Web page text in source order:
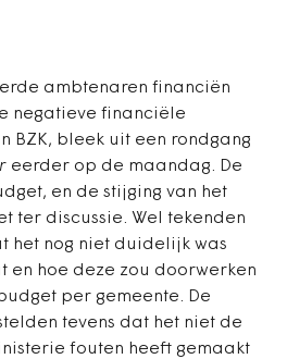
ambtenaren financiën
negatieve financiële
BZK, bleek uit een rondgang
eerder op de maandag. De
en de stijging van het
ter discussie. Wel tekenden
het nog niet duidelijk was
en hoe deze zou doorwerken
per gemeente. De
tevens dat het niet de
fouten heeft gemaakt